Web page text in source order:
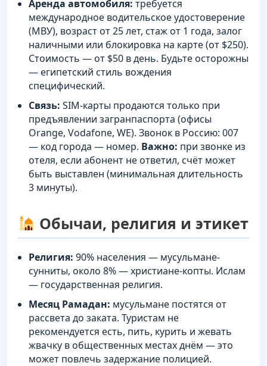
Аренда автомобиля: требуется
международное водительское удостоверение
(МВУ), возраст от 25 лет, стаж от 1 года, залог
наличными или блокировка на карте (от $250).
Стоимость — от $50 в день. Будьте осторожны
— египетский стиль вождения
специфический.
Связь: SIM-карты продаются только при
предъявлении загранпаспорта (офисы
Orange, Vodafone, WE). Звонок в Россию: 007
— код города — номер. Важно: при звонке из
отеля, если абонент не ответил, счёт может
быть выставлен (минимальная длительность
3 минуты).
Обычаи, религия и этикет
Религия: 90% населения — мусульмане-
сунниты, около 8% — христиане-копты. Ислам
— государственная религия.
Месяц Рамадан: мусульмане постятся от
рассвета до заката. Туристам не
рекомендуется есть, пить, курить и жевать
жвачку в общественных местах днём — это
может повлечь задержание полицией.